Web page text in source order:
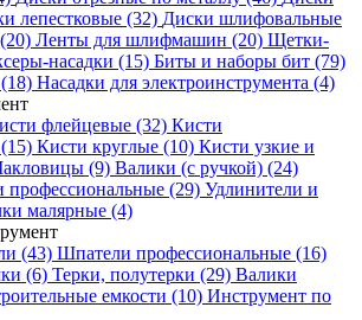
лепестковые (32) Диски шлифовальные
(20) Ленты для шлифмашин (20) Щетки-
насадки (15) Биты и наборы бит (79)
(18) Насадки для электроинструмента (4)
флейцевые (32) Кисти
(15) Кисти круглые (10) Кисти узкие и
(9) Валики (с ручкой) (24)
профессиональные (29) Удлинители и
малярные (4)
(43) Шпатели профессиональные (16)
(6) Терки, полутерки (29) Валики
емкости (10) Инструмент по